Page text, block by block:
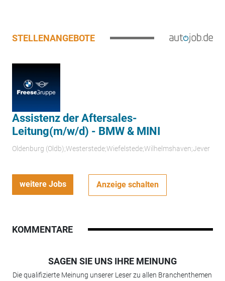
STELLENANGEBOTE
Assistenz der Aftersales-
Leitung(m/w/d) - BMW & MINI
Oldenburg (Oldb);Westerstede;Wiefelstede;Wilhelmshaven;Jever
weitere Jobs Anzeige schalten
KOMMENTARE
SAGEN SIE UNS IHRE MEINUNG
Die qualifizierte Meinung unserer Leser zu allen Branchenthemen